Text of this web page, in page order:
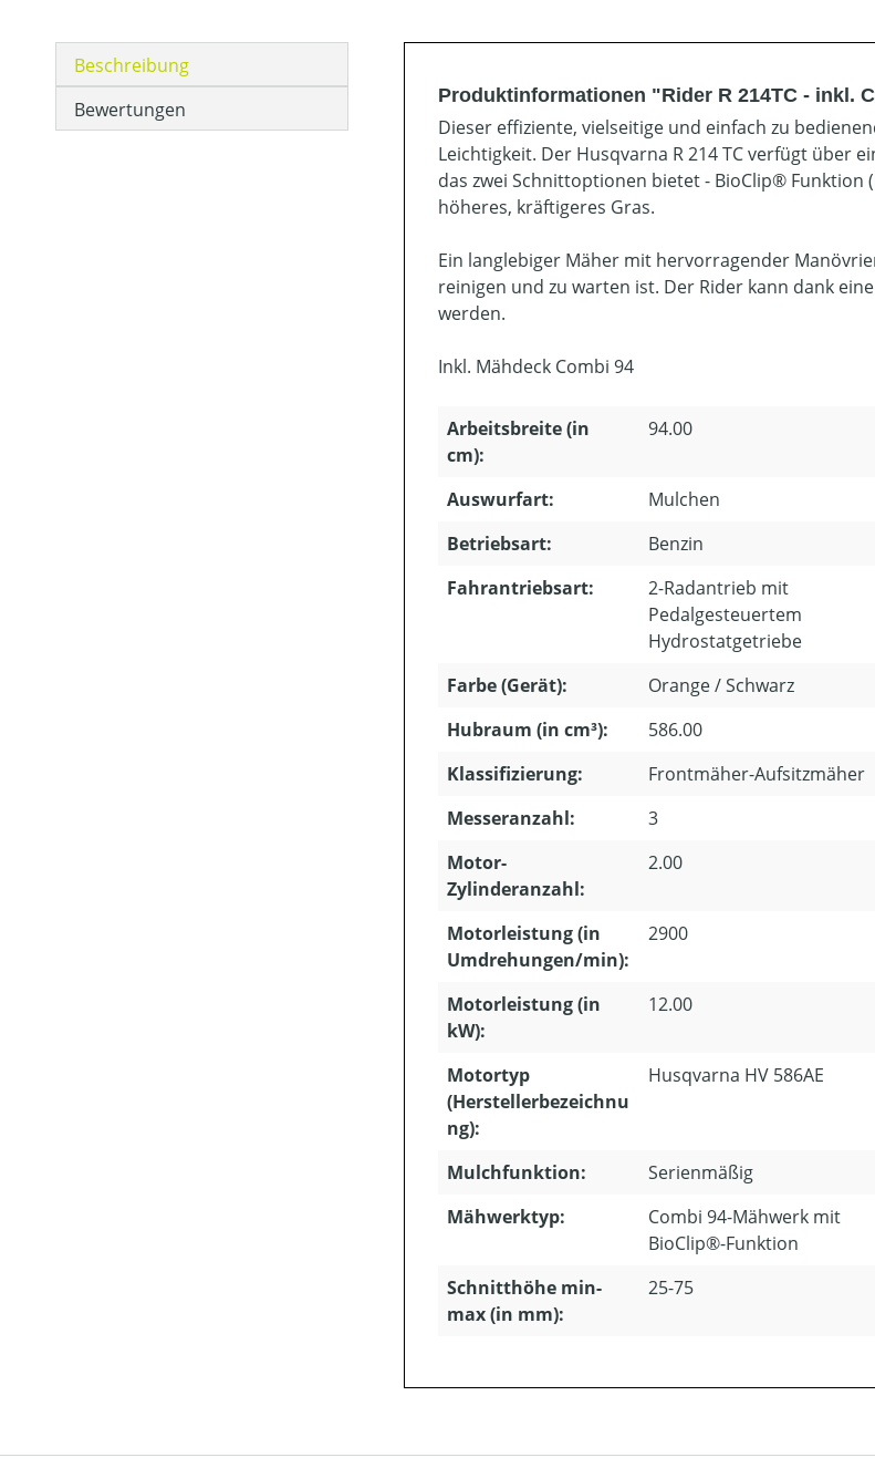
Beschreibung
Bewertungen
Produktinformationen "Rider R 214TC - inkl.
Dieser effiziente, vielseitige und einfach zu
Leichtigkeit. Der Husqvarna R 214 TC verfügt über
das zwei Schnittoptionen bietet - BioClip®
höheres, kräftigeres Gras.
Ein langlebiger Mäher mit hervorragender
reinigen und zu warten ist. Der Rider kann dank
werden.
Inkl. Mähdeck Combi 94
Arbeitsbreite (in
cm):
94.00
Auswurfart:
Mulchen
Betriebsart:
Benzin
Fahrantriebsart:
2-Radantrieb mit
Pedalgesteuertem
Hydrostatgetriebe
Farbe (Gerät):
Orange / Schwarz
Hubraum (in cm³):
586.00
Klassifizierung:
Frontmäher-Aufsitzmäher
Messeranzahl:
3
Motor-
Zylinderanzahl:
2.00
Motorleistung (in
Umdrehungen/min):
2900
Motorleistung (in
kW):
12.00
Motortyp
(Herstellerbezeichnu
ng):
Husqvarna HV 586AE
Mulchfunktion:
Serienmäßig
Mähwerktyp:
Combi 94-Mähwerk mit
BioClip®-Funktion
Schnitthöhe min-
max (in mm):
25-75